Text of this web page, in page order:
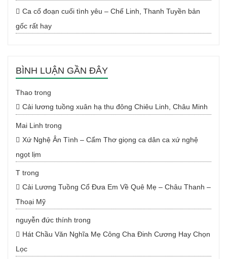
Ca cổ đoạn cuối tình yêu – Chế Linh, Thanh Tuyền bản
gốc rất hay
BÌNH LUẬN GẦN ĐÂY
Thao trong
Cải lương tuồng xuân hạ thu đông Chiêu Linh, Châu Minh
Mai Linh trong
Xứ Nghệ Ân Tình – Cẩm Thơ giọng ca dân ca xứ nghệ
ngọt lịm
T trong
Cải Lương Tuồng Cổ Đưa Em Về Quê Mẹ – Châu Thanh –
Thoại Mỹ
nguyễn đức thính trong
Hát Chầu Văn Nghĩa Mẹ Công Cha Đinh Cương Hay Chọn
Lọc